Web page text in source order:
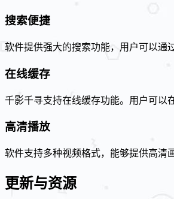
搜索便捷
软件提供强大的搜索功能，用户可以通
在线缓存
千影千寻支持在线缓存功能。用户可以
高清播放
软件支持多种视频格式，能够提供高清
更新与资源